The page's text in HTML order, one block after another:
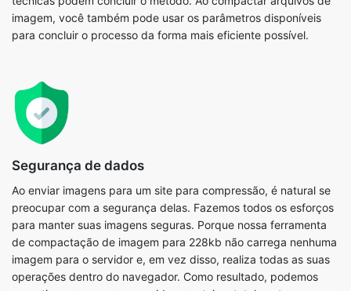
Segurança de dados
Ao enviar imagens para um site para compressão, é natural se
preocupar com a segurança delas. Fazemos todos os esforços
para manter suas imagens seguras. Porque nossa ferramenta
imagem para o servidor e, em vez disso, realiza todas as suas
operações dentro do navegador. Como resultado, podemos
garantir que nossos consumidores estejam totalmente seguros.
Nossos servidores não nos permitem vê-los, compartilhá-los ou
armazená-los. Ao usar nossos serviços, garantimos total
confidencialidade e privacidade.